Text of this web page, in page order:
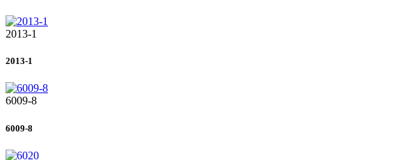
2013-1
2013-1
6009-8
6009-8